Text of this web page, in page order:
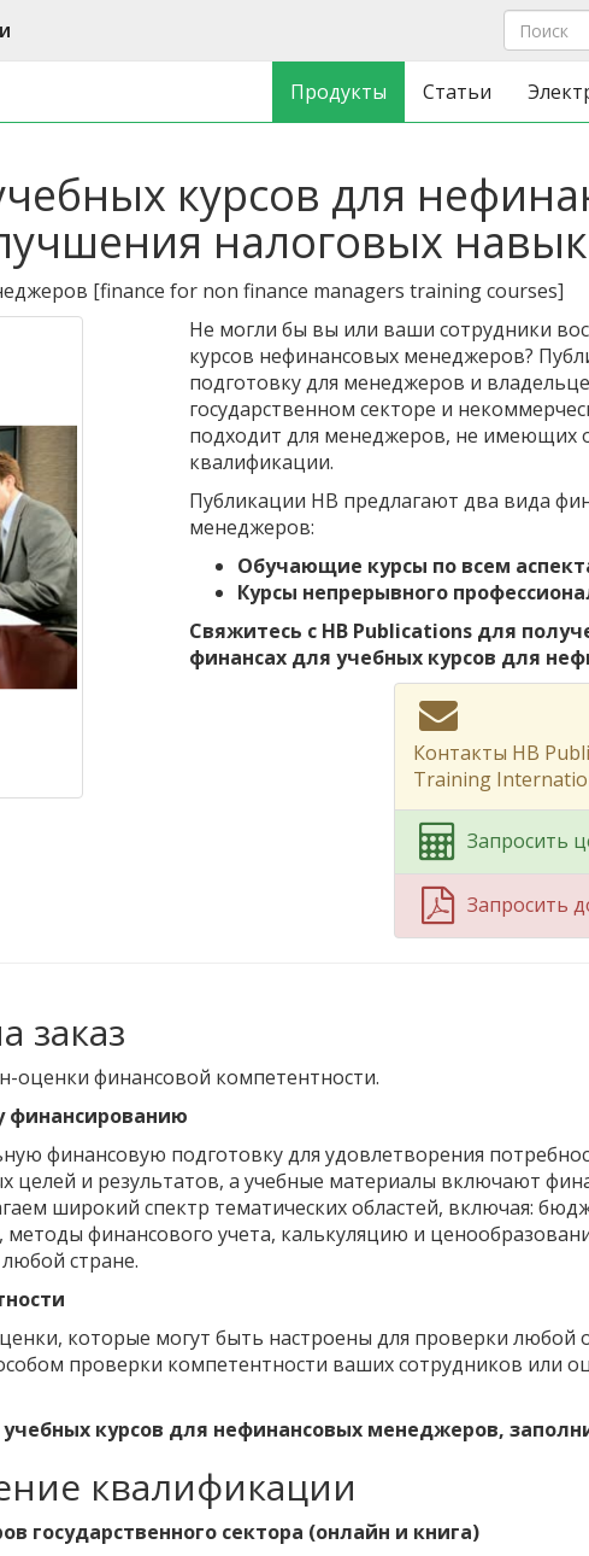
Продукты Статьи
курсов для
налоговых
[finance for non finance managers training courses]
Не могли бы вы или ваши сотрудники
курсов нефинансовых менеджеров?
подготовку для менеджеров и
государственном секторе и
подходит для менеджеров, не имеющих
квалификации.
Публикации HB предлагают два вида
менеджеров:
Обучающие курсы по всем
Курсы непрерывного
Свяжитесь с HB Publications для
финансах для учебных курсов для
Контакты HB
Training
Запросить
Запросить
заказ
оценки финансовой компетентности.
финансированию
финансовую подготовку для удовлетворения
целей и результатов, а учебные материалы включают
широкий спектр тематических областей, включая:
финансового учета, калькуляцию и
стране.
которые могут быть настроены для проверки любой
проверки компетентности ваших сотрудников или
курсов для нефинансовых менеджеров,
квалификации
государственного сектора (онлайн и книга)